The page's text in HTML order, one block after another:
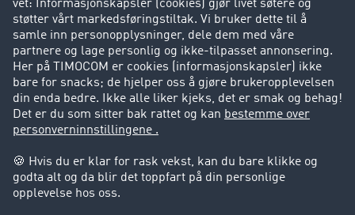
Kunder verver kunder
Suksesshistorier
Kundestøtte
Kundestøtte
Juridisk informasjon
Impressum